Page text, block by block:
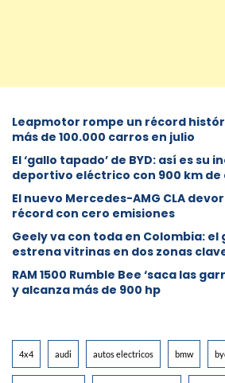
Leapmotor rompe un récord
más de 100.000 carros en julio
El ‘gallo tapado’ de BYD: así es su
deportivo eléctrico con 900 km
El nuevo Mercedes-AMG CLA
récord con cero emisiones
Geely va con toda en Colombia:
estrena vitrinas en dos zonas
RAM 1500 Rumble Bee ‘saca las
y alcanza más de 900 hp
4x4 audi autos electricos bmw